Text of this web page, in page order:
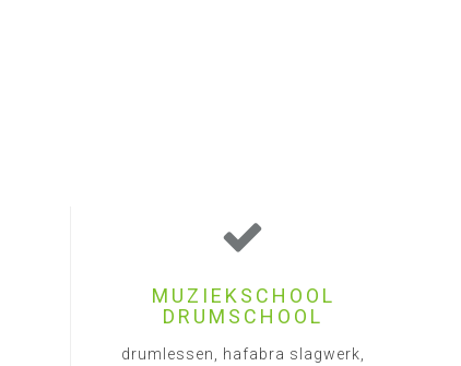
MUZIEKSCHOOL
DRUMSCHOOL
drumlessen, hafabra slagwerk,